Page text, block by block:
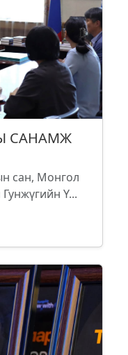
САНАМЖ
сан, Монгол
Ү...